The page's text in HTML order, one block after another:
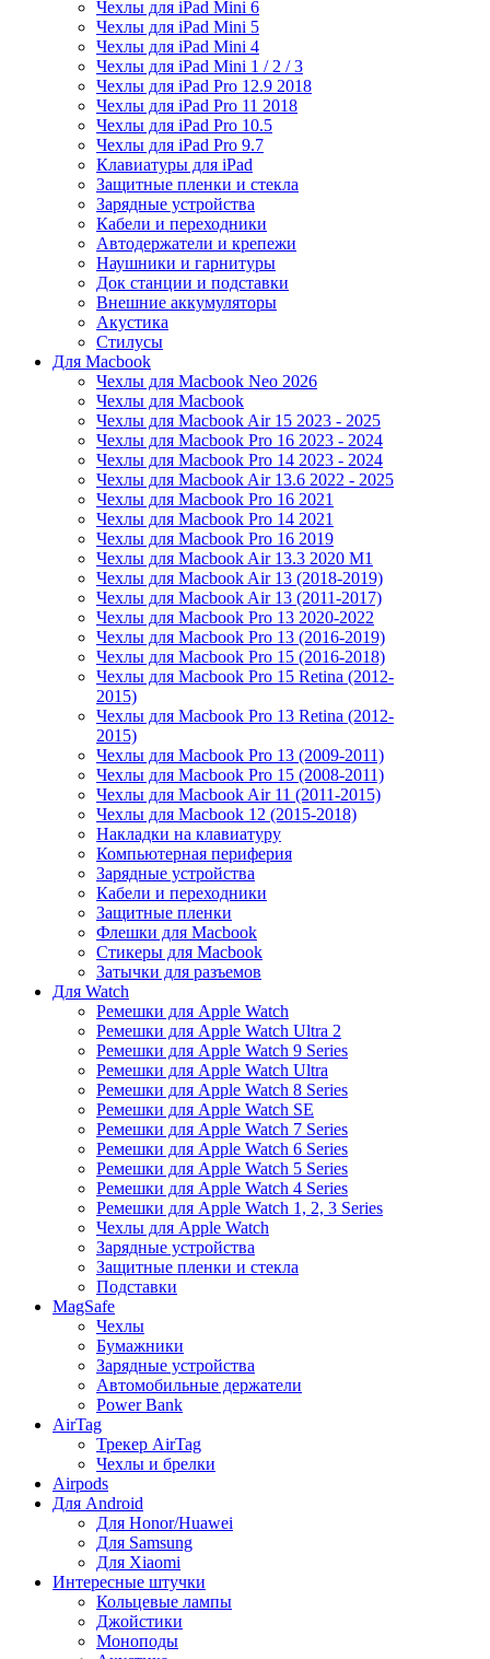
Чехлы для iPad Mini 6
Чехлы для iPad Mini 5
Чехлы для iPad Mini 4
Чехлы для iPad Mini 1 / 2 / 3
Чехлы для iPad Pro 12.9 2018
Чехлы для iPad Pro 11 2018
Чехлы для iPad Pro 10.5
Чехлы для iPad Pro 9.7
Клавиатуры для iPad
Защитные пленки и стекла
Зарядные устройства
Кабели и переходники
Автодержатели и крепежи
Наушники и гарнитуры
Док станции и подставки
Внешние аккумуляторы
Акустика
Стилусы
Для Macbook
Чехлы для Macbook Neo 2026
Чехлы для Macbook
Чехлы для Macbook Air 15 2023 - 2025
Чехлы для Macbook Pro 16 2023 - 2024
Чехлы для Macbook Pro 14 2023 - 2024
Чехлы для Macbook Air 13.6 2022 - 2025
Чехлы для Macbook Pro 16 2021
Чехлы для Macbook Pro 14 2021
Чехлы для Macbook Pro 16 2019
Чехлы для Macbook Air 13.3 2020 M1
Чехлы для Macbook Air 13 (2018-2019)
Чехлы для Macbook Air 13 (2011-2017)
Чехлы для Macbook Pro 13 2020-2022
Чехлы для Macbook Pro 13 (2016-2019)
Чехлы для Macbook Pro 15 (2016-2018)
Чехлы для Macbook Pro 15 Retina (2012-
2015)
Чехлы для Macbook Pro 13 Retina (2012-
2015)
Чехлы для Macbook Pro 13 (2009-2011)
Чехлы для Macbook Pro 15 (2008-2011)
Чехлы для Macbook Air 11 (2011-2015)
Чехлы для Macbook 12 (2015-2018)
Накладки на клавиатуру
Компьютерная периферия
Зарядные устройства
Кабели и переходники
Защитные пленки
Флешки для Macbook
Стикеры для Macbook
Затычки для разъемов
Для Watch
Ремешки для Apple Watch
Ремешки для Apple Watch Ultra 2
Ремешки для Apple Watch 9 Series
Ремешки для Apple Watch Ultra
Ремешки для Apple Watch 8 Series
Ремешки для Apple Watch SE
Ремешки для Apple Watch 7 Series
Ремешки для Apple Watch 6 Series
Ремешки для Apple Watch 5 Series
Ремешки для Apple Watch 4 Series
Ремешки для Apple Watch 1, 2, 3 Series
Чехлы для Apple Watch
Зарядные устройства
Защитные пленки и стекла
Подставки
MagSafe
Чехлы
Бумажники
Зарядные устройства
Автомобильные держатели
Power Bank
AirTag
Трекер AirTag
Чехлы и брелки
Airpods
Для Android
Для Honor/Huawei
Для Samsung
Для Xiaomi
Интересные штучки
Кольцевые лампы
Джойстики
Моноподы